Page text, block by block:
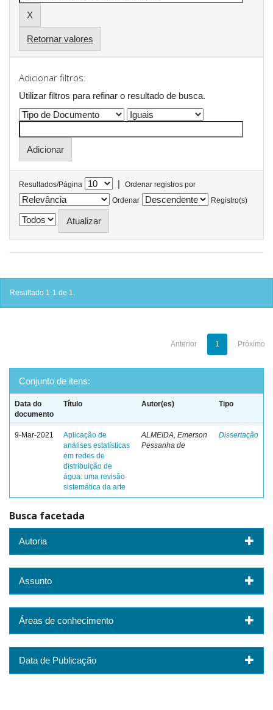
Retornar valores
Adicionar filtros:
Utilizar filtros para refinar o resultado de busca.
Resultados/Página |
Ordenar registros por
Ordenar
Registro(s)
Resultado 1-1 de 1.
Anterior 1 Próximo
Conjunto de itens:
Data do
documento
Título Autor(es) Tipo
9-Mar-2021
Aplicação de
análises estatísticas
em redes de
distribuição de
água: uma revisão
sistemática da arte
ALMEIDA, Emerson
Pessanha de
Dissertação
Busca facetada
Autoria
Assunto
Áreas de conhecimento
Data de Publicação